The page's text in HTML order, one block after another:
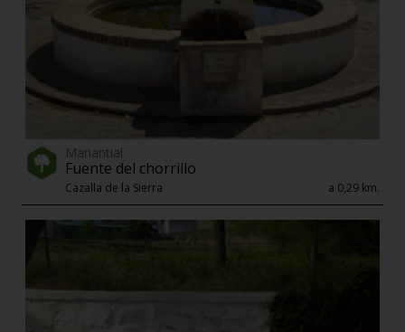
Manantial
Fuente del chorrillo
Cazalla de la Sierra a 0,29 km.